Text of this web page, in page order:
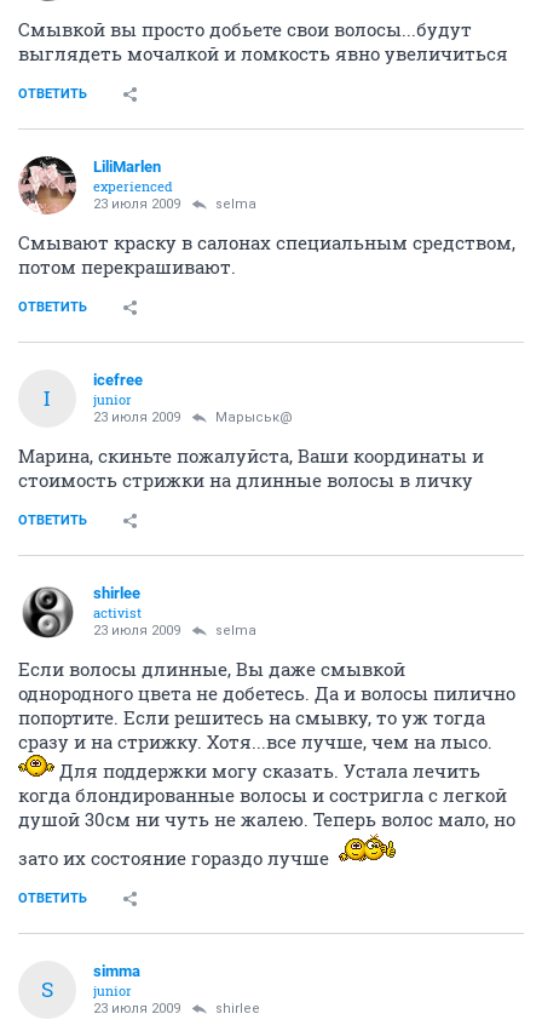
Смывкой вы просто добьете свои волосы...будут
выглядеть мочалкой и ломкость явно увеличиться
ОТВЕТИТЬ
LiliMarlen
experienced
23 июля 2009 selma
Смывают краску в салонах специальным средством,
потом перекрашивают.
ОТВЕТИТЬ
I
icefree
junior
23 июля 2009 Марыськ@
Марина, скиньте пожалуйста, Ваши координаты и
стоимость стрижки на длинные волосы в личку
ОТВЕТИТЬ
shirlee
activist
23 июля 2009 selma
Если волосы длинные, Вы даже смывкой
однородного цвета не добетесь. Да и волосы пилично
попортите. Если решитесь на смывку, то уж тогда
сразу и на стрижку. Хотя...все лучше, чем на лысо.
Для поддержки могу сказать. Устала лечить
когда блондированные волосы и состригла с легкой
душой 30см ни чуть не жалею. Теперь волос мало, но
зато их состояние гораздо лучше
ОТВЕТИТЬ
S
simma
junior
23 июля 2009 shirlee